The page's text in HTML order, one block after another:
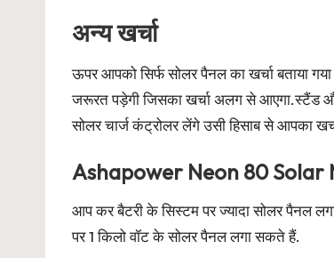
अन्य खर्चा
ऊपर आपको सिर्फ सोलर पैनल का खर्चा बताया
जरूरत पड़ेगी जिसका खर्चा अलग से आएगा.स्टैंड
सोलर चार्ज कंट्रोलर लेंगे उसी हिसाब से आपका
Ashapower Neon 80
आप कर बैटरी के सिस्टम पर ज्यादा सोलर पैनल
पर 1 किलो वॉट के सोलर पैनल लगा सकते हैं.